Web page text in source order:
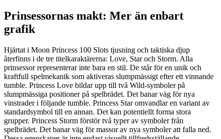
Prinsessornas makt: Mer än enbart
grafik
Hjärtat i Moon Princess 100 Slots tjusning och taktiska djup
återfinns i de tre titelkaraktärerna: Love, Star och Storm. Alla
prinsessor representerar inte bara en stil. De står för en unik och
kraftfull spelmekanik som aktiveras slumpmässigt efter ett vinnande
tumble. Princess Love bildar upp till två Wild-symboler på
slumpmässiga positioner på spelbrädet. Det banar väg för nya
vinstrader i följande tumble. Princess Star omvandlar en variant av
standardsymbol till en annan. Det kan potentiellt forma stora
grupper. Princess Storm förstör två typer av symboler från
spelbrädet. Det banar väg för massor av nya symboler att falla ned.